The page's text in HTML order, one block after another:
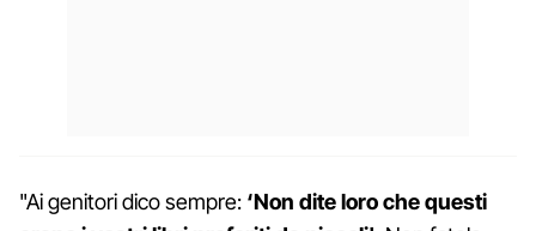
"Ai genitori dico sempre: ‘Non dite loro che questi